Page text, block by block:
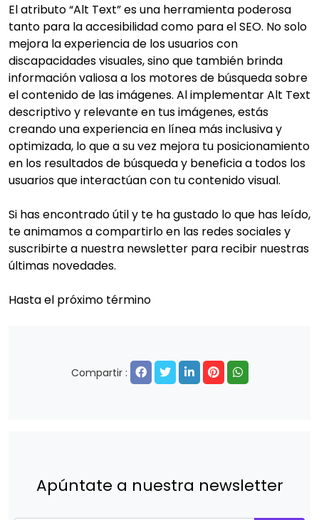
El atributo “Alt Text” es una herramienta poderosa
tanto para la accesibilidad como para el SEO. No solo
mejora la experiencia de los usuarios con
discapacidades visuales, sino que también brinda
información valiosa a los motores de búsqueda sobre
el contenido de las imágenes. Al implementar Alt Text
descriptivo y relevante en tus imágenes, estás
creando una experiencia en línea más inclusiva y
optimizada, lo que a su vez mejora tu posicionamiento
en los resultados de búsqueda y beneficia a todos los
usuarios que interactúan con tu contenido visual.
Si has encontrado útil y te ha gustado lo que has leído,
te animamos a compartirlo en las redes sociales y
suscribirte a nuestra newsletter para recibir nuestras
últimas novedades.
Hasta el próximo término
Compartir :
Apúntate a nuestra newsletter